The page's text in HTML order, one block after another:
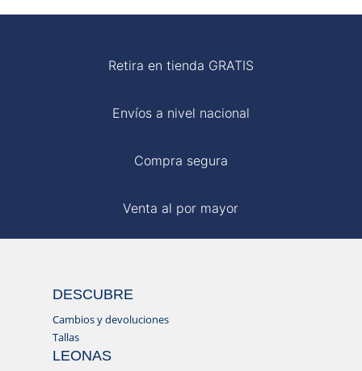
Retira en tienda GRATIS
Envíos a nivel nacional
Compra segura
Venta al por mayor
DESCUBRE
Cambios y devoluciones
Tallas
LEONAS